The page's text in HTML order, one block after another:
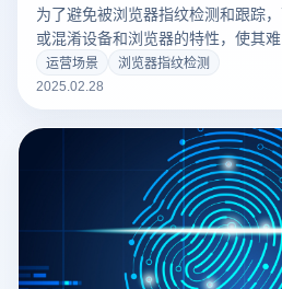
为了避免被浏览器指纹检测和跟踪
或混淆设备和浏览器的特性，使其
纹浏览器提供了多种有效的反指纹
避免账户关联。以下是几种主要方法
运营场景
浏览器指纹检测
2025.02.28